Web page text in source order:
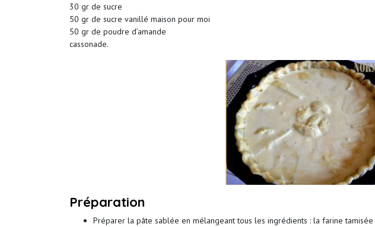
30 gr de sucre
50 gr de sucre vanillé maison pour moi
50 gr de poudre d’amande
cassonade.
Préparation
Préparer la pâte sablée en mélangeant tous les ingrédients : la farine tamisée